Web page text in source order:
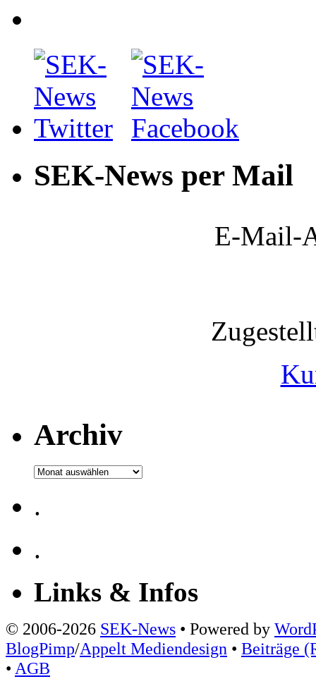
SEK-News per Mail
E-Mail-
Archiv
Archiv
.
.
Links & Infos
© 2006-2026 SEK-News • Powered by
BlogPimp/Appelt Mediendesign • Beiträge
• AGB